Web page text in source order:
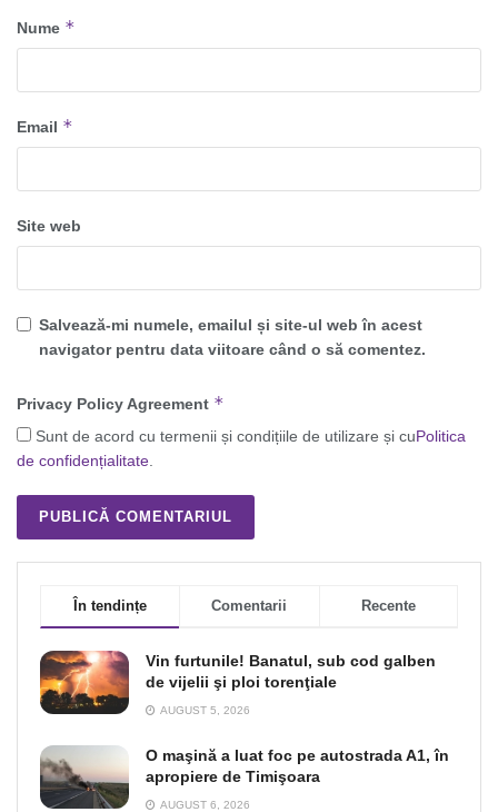
Nume *
Email *
Site web
Salvează-mi numele, emailul și site-ul web în acest
navigator pentru data viitoare când o să comentez.
Privacy Policy Agreement *
Sunt de acord cu termenii și condițiile de utilizare și cuPolitica
de confidențialitate
În tendințe Comentarii Recente
Vin furtunile! Banatul, sub cod galben
de vijelii şi ploi torenţiale
AUGUST 5, 2026
O maşină a luat foc pe autostrada A1, în
apropiere de Timişoara
AUGUST 6, 2026